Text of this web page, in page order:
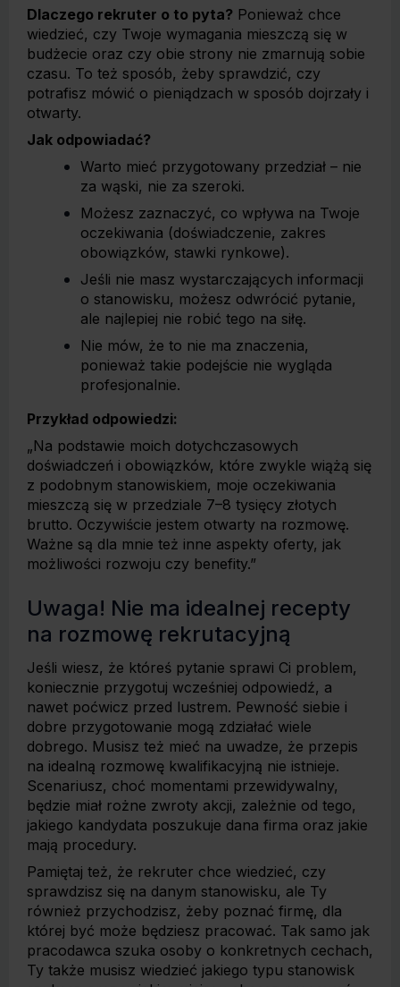
Dlaczego rekruter o to pyta? Ponieważ chce
wiedzieć, czy Twoje wymagania mieszczą się w
budżecie oraz czy obie strony nie zmarnują sobie
czasu. To też sposób, żeby sprawdzić, czy
potrafisz mówić o pieniądzach w sposób dojrzały i
otwarty.
Jak odpowiadać?
Warto mieć przygotowany przedział – nie
za wąski, nie za szeroki.
Możesz zaznaczyć, co wpływa na Twoje
oczekiwania (doświadczenie, zakres
obowiązków, stawki rynkowe).
Jeśli nie masz wystarczających informacji
o stanowisku, możesz odwrócić pytanie,
ale najlepiej nie robić tego na siłę.
Nie mów, że to nie ma znaczenia,
ponieważ takie podejście nie wygląda
profesjonalnie.
Przykład odpowiedzi:
„Na podstawie moich dotychczasowych
doświadczeń i obowiązków, które zwykle wiążą się
z podobnym stanowiskiem, moje oczekiwania
mieszczą się w przedziale 7–8 tysięcy złotych
brutto. Oczywiście jestem otwarty na rozmowę.
Ważne są dla mnie też inne aspekty oferty, jak
możliwości rozwoju czy benefity.”
Uwaga! Nie ma idealnej recepty
na rozmowę rekrutacyjną
Jeśli wiesz, że któreś pytanie sprawi Ci problem,
koniecznie przygotuj wcześniej odpowiedź, a
nawet poćwicz przed lustrem. Pewność siebie i
dobre przygotowanie mogą zdziałać wiele
dobrego. Musisz też mieć na uwadze, że przepis
na idealną rozmowę kwalifikacyjną nie istnieje.
Scenariusz, choć momentami przewidywalny,
będzie miał rożne zwroty akcji, zależnie od tego,
jakiego kandydata poszukuje dana firma oraz jakie
mają procedury.
Pamiętaj też, że rekruter chce wiedzieć, czy
sprawdzisz się na danym stanowisku, ale Ty
również przychodzisz, żeby poznać firmę, dla
której być może będziesz pracować. Tak samo jak
pracodawca szuka osoby o konkretnych cechach,
Ty także musisz wiedzieć jakiego typu stanowisk